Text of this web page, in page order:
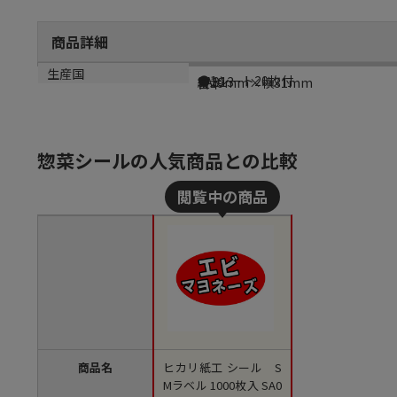
商品詳細
商品説明
●1シート20枚付
メーカー品番
SA013
サイズ
縦19mm×横31mm
生産国
日本
惣菜シールの人気商品との比較
商品名
ヒカリ紙工 シール S
Mラベル 1000枚入 SA0